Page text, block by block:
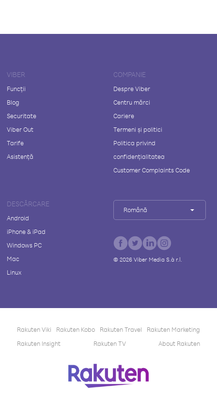
VIBER
Funcții
Blog
Securitate
Viber Out
Tarife
Asistență
COMPANIE
Despre Viber
Centru mărci
Cariere
Termeni și politici
Politica privind
confidențialitatea
Customer Complaints Code
DESCĂRCARE
Android
iPhone & iPad
Windows PC
Mac
Linux
Română
© 2026Viber Media S.à r.l.
Rakuten Viki Rakuten Kobo Rakuten Travel
Rakuten Marketing
Rakuten Insight
Rakuten TV About Rakuten